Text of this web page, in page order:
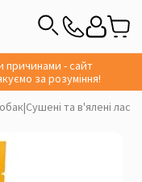
причинами - сайт
за розуміння!
|Сушені та в'ялені